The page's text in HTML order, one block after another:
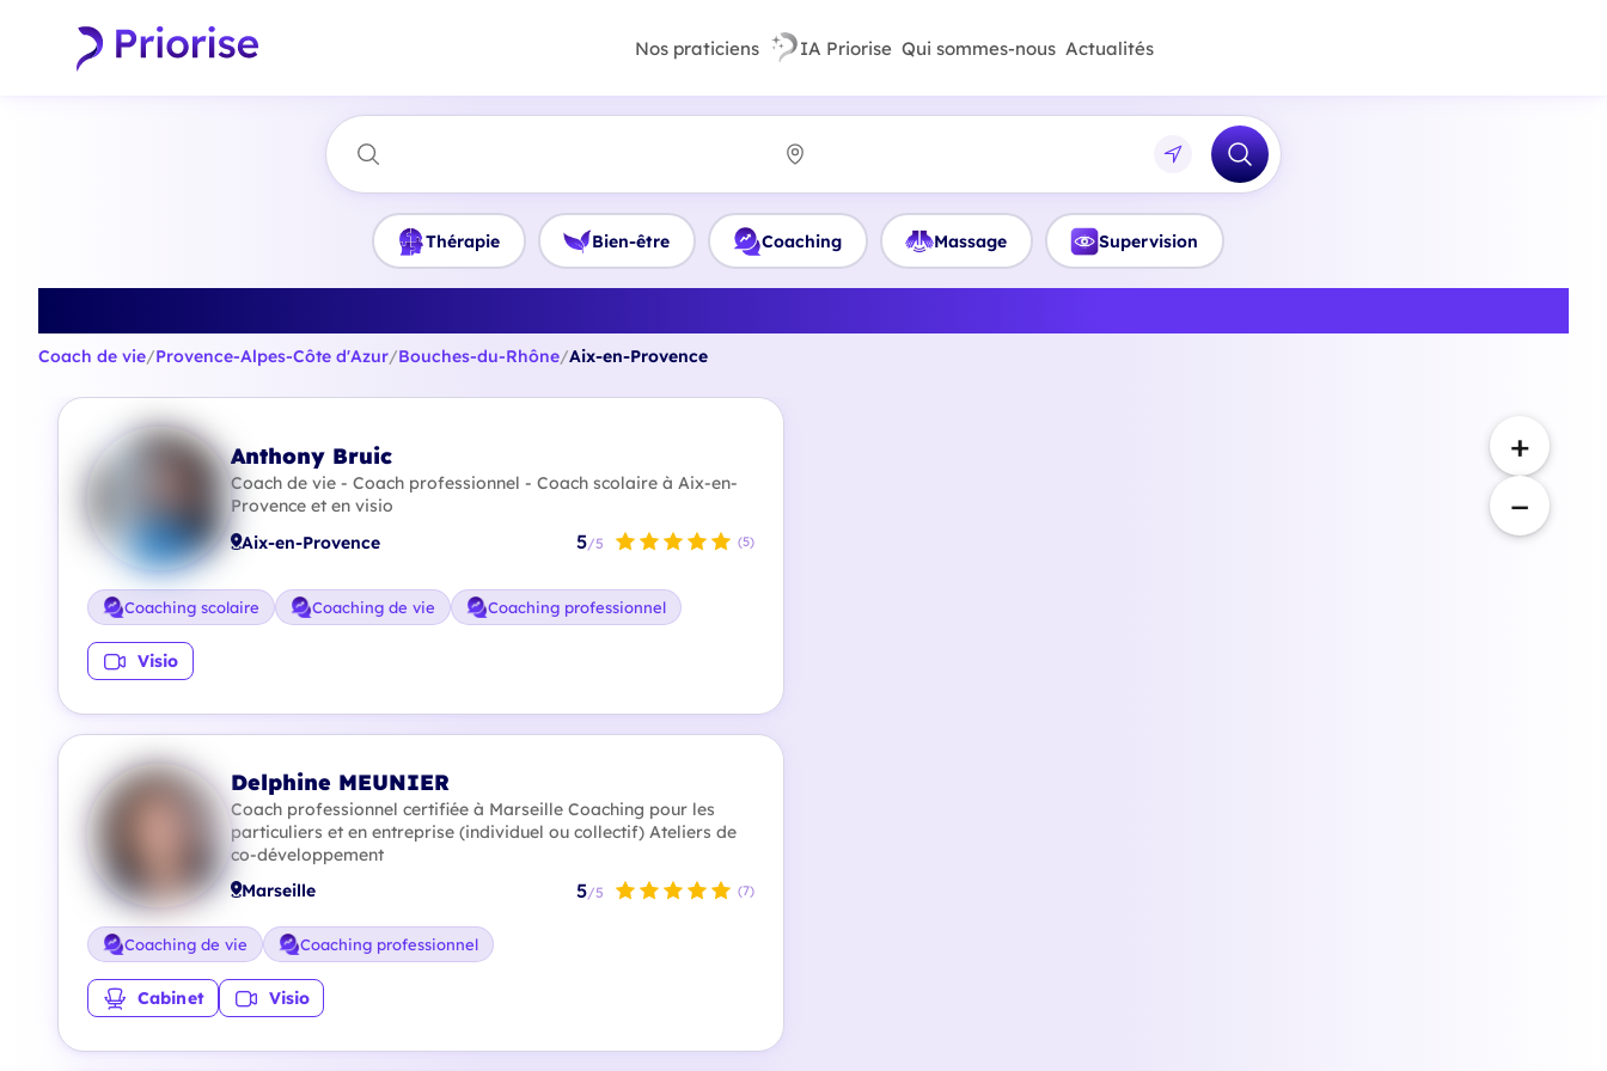
Nos praticiens IA Priorise Qui sommes-nous Actualités
Thérapie Bien-être Coaching Massage Supervision
Coach de vie/Provence-Alpes-Côte d'Azur/Bouches-du-Rhône/Aix-en-Provence
Anthony Bruic
Coach de vie - Coach professionnel - Coach scolaire à Aix-en-
Provence et en visio
Aix-en-Provence 5/5 (5)
Coaching scolaire Coaching de vie Coaching professionnel
Visio
Delphine MEUNIER
Coach professionnel certifiée à Marseille Coaching pour les
particuliers et en entreprise (individuel ou collectif) Ateliers de
co-développement
Marseille 5/5 (7)
Coaching de vie Coaching professionnel
Cabinet Visio
+
−